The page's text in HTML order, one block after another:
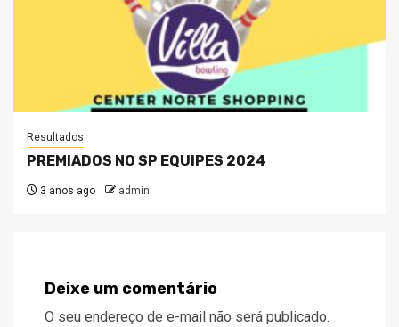
Resultados
PREMIADOS NO SP EQUIPES 2024
3 anos ago admin
Deixe um comentário
O seu endereço de e-mail não será publicado.